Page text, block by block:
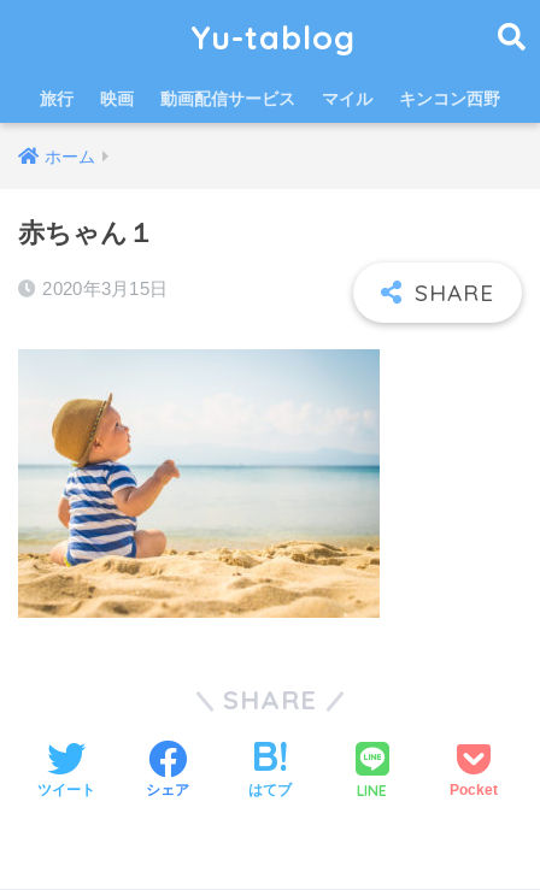
Yu-tablog
旅行 映画 動画配信サービス マイル キンコン西野
ホーム
赤ちゃん１
2020年3月15日
SHARE
ツイート シェア はてブ LINE Pocket